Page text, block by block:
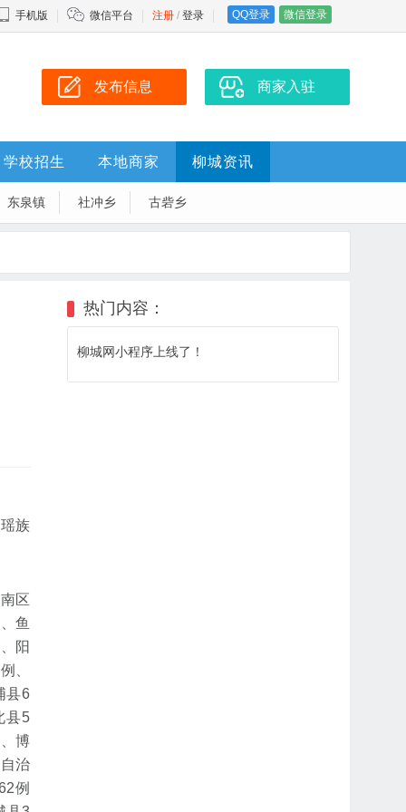
手机版 微信平台 注册 / 登录 QQ登录 微信登录
发布信息 商家入驻
学校招生 本地商家 柳城资讯
东泉镇 社冲乡 古砦乡
族
区
鱼
阳
、
县6
县5
博
治
例
热门内容：
柳城网小程序上线了！